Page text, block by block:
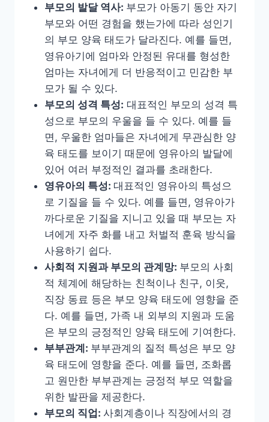
부모의 발달 역사: 부모가 아동기 동안 자기
부모와 어떤 경험을 했는가에 따라 성인기
의 부모 양육 태도가 달라진다. 예를 들면,
영유아기에 엄마와 안정된 유대를 형성한
엄마는 자녀에게 더 반응적이고 민감한 부
모가 될 수 있다.
부모의 성격 특성: 대표적인 부모의 성격 특
성으로 부모의 우울을 들 수 있다. 예를 들
면 , 우울한 엄마들은 자녀에게 무관심한 양
육 태도를 보이기 때문에 영유아의 발달에
있어 여러 부정적인 결과를 초래한다.
영유아의 특성: 대표적인 영유아의 특성으
로 기질을 들 수 있다. 예를 들면 , 영유아가
까다로운 기질을 지니고 있을 때 부모는 자
녀에게 자주 화를 내고 처벌적 훈육 방식을
사용하기 쉽다.
사회적 지원과 부모의 관계망: 부모의 사회
적 체계에 해당하는 친척이나 친구, 이웃,
직장 동료 등은 부모 양육 태도에 영향을 준
다. 예를 들면 , 가족 내 외부의 지원과 도움
은 부모의 긍정적인 양육 태도에 기여한다.
부부관계: 부부관계의 질적 특성은 부모 양
육 태도에 영향을 준다. 예를 들면 , 조화롭
고 원만한 부부관계는 긍정적 부모 역할을
위한 발판을 제공한다.
부모의 직업: 사회계층이나 직장에서의 경